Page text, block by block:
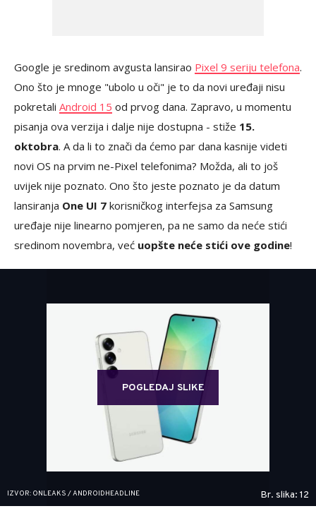
Google je sredinom avgusta lansirao Pixel 9 seriju telefona.
Ono što je mnoge "ubolo u oči" je to da novi uređaji nisu
pokretali Android 15 od prvog dana. Zapravo, u momentu
pisanja ova verzija i dalje nije dostupna - stiže 15.
oktobra. A da li to znači da ćemo par dana kasnije videti
novi OS na prvim ne-Pixel telefonima? Možda, ali to još
uvijek nije poznato. Ono što jeste poznato je da datum
lansiranja One UI 7 korisničkog interfejsa za Samsung
uređaje nije linearno pomjeren, pa ne samo da neće stići
sredinom novembra, već uopšte neće stići ove godine!
POGLEDAJ SLIKE
IZVOR: ONLEAKS / ANDROIDHEADLINE Br. slika: 12